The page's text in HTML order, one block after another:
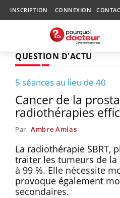
INSCRIPTION CONNEXION
QUESTION D'ACTU
5 séances au lieu de 40
Cancer de la
radiothérapies
Par Ambre Amias
La radiothérapie SBRT,
traiter les tumeurs de la
à 99 %. Elle nécessite
provoque également
secondaires.